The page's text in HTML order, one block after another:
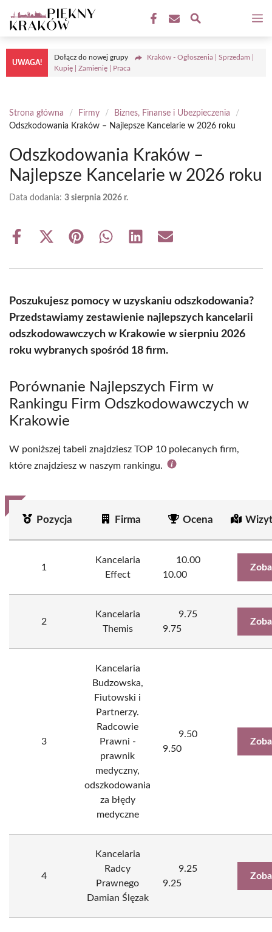
do
treści
UWAGA!
Dołącz do nowej grupy
Kraków - Ogłoszenia | Sprzedam |
Kupię | Zamienię | Praca
Strona główna / Firmy / Biznes, Finanse i Ubezpieczenia
/
Odszkodowania Kraków – Najlepsze Kancelarie w 2026 roku
Odszkodowania Kraków –
Najlepsze Kancelarie w 2026 roku
Data dodania: 3 sierpnia 2026 r.
Share
Share
(Twitter)
Share Share Share Share
Poszukujesz pomocy w uzyskaniu odszkodowania?
Przedstawiamy zestawienie najlepszych kancelarii
odszkodowawczych w Krakowie w sierpniu 2026
roku wybranych spośród 18 firm.
Porównanie Najlepszych Firm w
Rankingu Firm Odszkodowawczych w
Krakowie
W poniższej tabeli znajdziesz TOP 10 polecanych firm,
które znajdziesz w naszym rankingu.
Pozycja Firma Ocena
1
Kancelaria
Effect
10.00
10.00
2
Kancelaria
Themis
9.75
9.75
3
Kancelaria
Budzowska,
Fiutowski i
Partnerzy.
Radcowie
Prawni -
prawnik
medyczny,
odszkodowania
za błędy
medyczne
9.50
9.50
4
Kancelaria
Radcy
Prawnego
Damian Ślęzak
9.25
9.25